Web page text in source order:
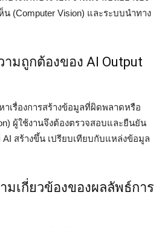
น (Computer Vision) และระบบนำทาง
มถูกต้องของ AI Output
าเรื่องการสร้างข้อมูลที่ผิดพลาดหรือ
ผู้ใช้งานจึงต้องตรวจสอบและยืนยัน
สร้างขึ้น เปรียบเทียบกับแหล่งข้อมูล
มเกี่ยวข้องของผลลัพธ์การ